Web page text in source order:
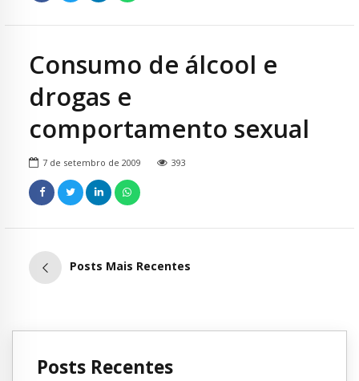
Consumo de álcool e
drogas e
comportamento sexual
7 de setembro de 2009 393
Posts Mais Recentes
Posts Recentes